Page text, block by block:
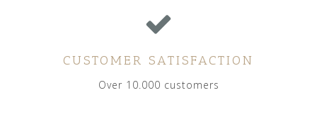
CUSTOMER SATISFACTION
Over 10.000 customers